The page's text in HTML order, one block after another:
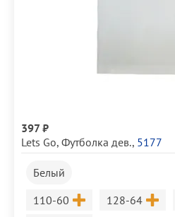
397 ₽
Lets Go, Футболка дев., 5177
Белый
Размер
110-60 Размер
128-64